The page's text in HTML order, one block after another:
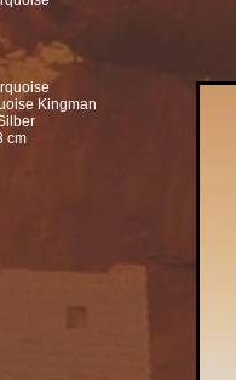
Kingman
cm